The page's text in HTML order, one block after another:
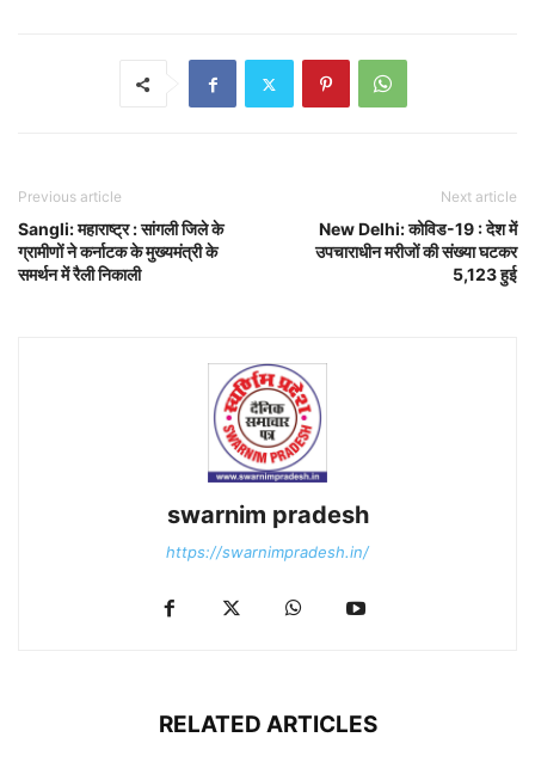
Previous article
Sangli: महाराष्ट्र : सांगली जिले के
ग्रामीणों ने कर्नाटक के मुख्यमंत्री के
समर्थन में रैली निकाली
Next article
New Delhi: कोविड-19 : देश में
उपचाराधीन मरीजों की संख्या घटकर
5,123 हुई
swarnim pradesh
https://swarnimpradesh.in/
RELATED ARTICLES